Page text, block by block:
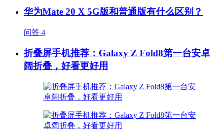
华为Mate 20 X 5G版和普通版有什么区别？
问答 4
折叠屏手机推荐：Galaxy Z Fold8第一台安卓
阔折叠，好看更好用